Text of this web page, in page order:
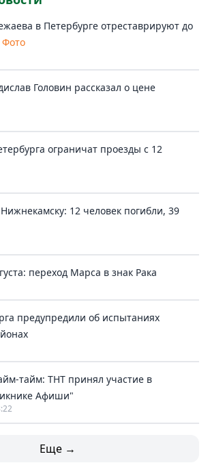
в Петербурге отреставрируют до
Фото
Головин рассказал о цене
ограничат проезды с 12
12 человек погибли, 39
переход Марса в знак Рака
предупредили об испытаниях
тайм: ТНТ принял участие в
Афиши"
Еще →